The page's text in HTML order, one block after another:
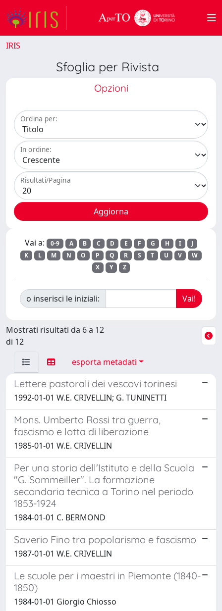
IRIS
Sfoglia per Rivista
Opzioni
Ordina per:
In ordine:
Risultati/Pagina
Vai a: 0-9 A B C D E F G H I
J
K
L M N O P Q R S T U V
W
X
Y Z
o inserisci le iniziali:
Mostrati risultati da 6 a 12
di 12
esporta metadati
Lettere pastorali dei vescovi torinesi
1992-01-01 W.E. CRIVELLIN; G. TUNINETTI
Mons. Umberto Rossi tra guerra,
fascismo e lotta di liberazione
1985-01-01 W.E. CRIVELLIN
Per una storia dell'Istituto e della Scuola
"G. Sommeiller". La formazione
secondaria tecnica a Torino nel periodo
1853-1924
1984-01-01 C. BERMOND
Saverio Fino tra popolarismo e fascismo
1987-01-01 W.E. CRIVELLIN
Le scuole per i maestri in Piemonte (1840-
1850)
1984-01-01 Giorgio Chiosso